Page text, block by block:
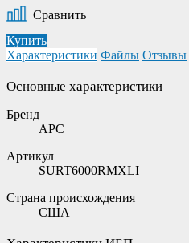
Сравнить
Купить
Характеристики Файлы Отзывы
Основные характеристики
Бренд
APC
Артикул
SURT6000RMXLI
Страна происхождения
США